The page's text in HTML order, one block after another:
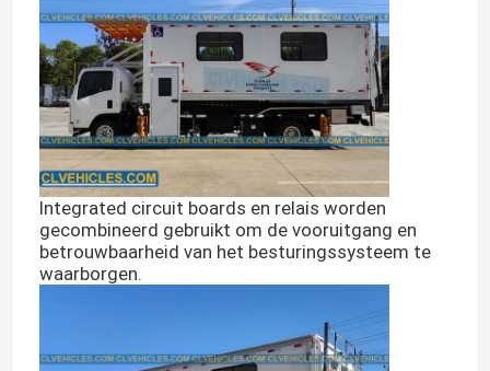
ISUZU brandweerwagen
ISUZU Garbage Truck
ISUZU Aerial Platform Truck
ISUZU sleepwagen
ISUZU vrachtwagenkraan
Integrated circuit boards en relais worden
gecombineerd gebruikt om de vooruitgang en
betrouwbaarheid van het besturingssysteem te
waarborgen.